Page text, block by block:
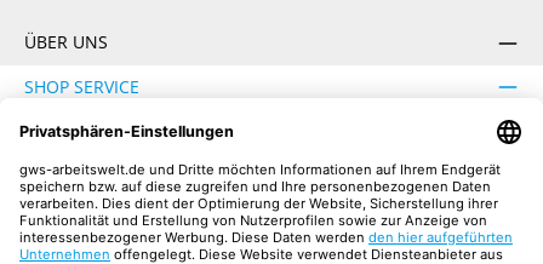
ÜBER UNS
SHOP SERVICE
INFORMATION
SICHER EINKAUFEN
UNSERE COMMUNITIES